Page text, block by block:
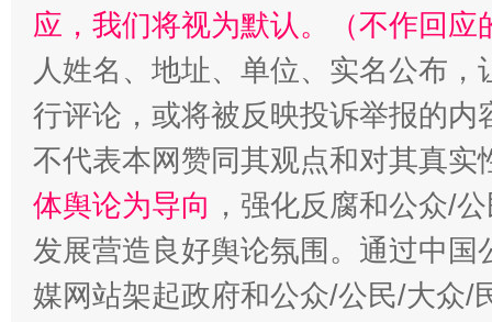
招工难、用工荒背后
应，我们将视为默认。（不作回应
人姓名、地址、单位、实名公布
行评论，或将被反映投诉举报的
不代表本网赞同其观点和对其真实
体舆论为导向 ，强化反腐和公众/
发展营造良好舆论氛围。通过中
媒网站架起政府和公众/公民/大众/